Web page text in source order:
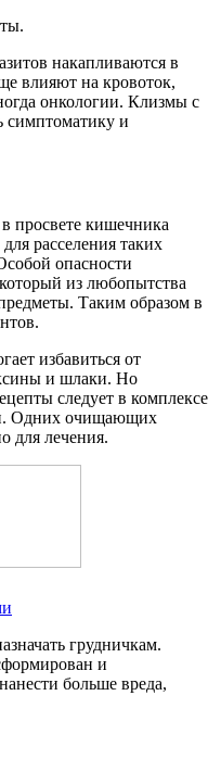
накапливаются в
влияют на кровоток,
онкологии. Клизмы с
симптоматику и
просвете кишечника
расселения таких
опасности
из любопытства
Таким образом в
избавиться от
и шлаки. Но
следует в комплексе
Одних очищающих
для лечения.
грудничкам.
и
больше вреда,